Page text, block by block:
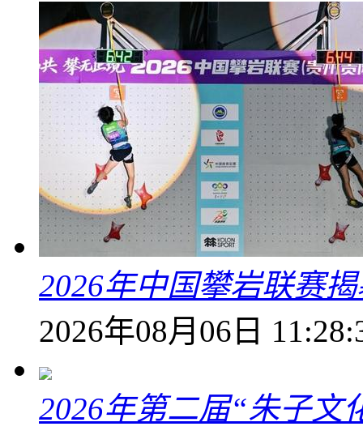
2026年中国攀岩联赛
2026年08月06日
2026年第二届“朱子文